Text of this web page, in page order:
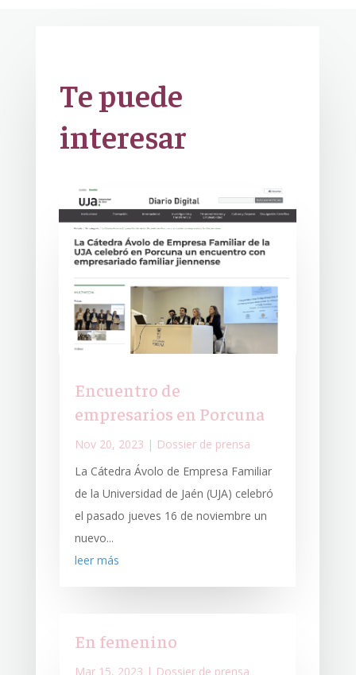
Te puede
interesar
Encuentro de
empresarios en Porcuna
Nov 20, 2023 | Dossier de prensa
La Cátedra Ávolo de Empresa Familiar
de la Universidad de Jaén (UJA) celebró
el pasado jueves 16 de noviembre un
nuevo...
leer más
En femenino
Mar 15, 2023 | Dossier de prensa